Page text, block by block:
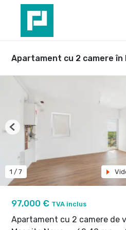
Apartament cu 2 camere în
97,000 € TVA inclus
Apartament cu 2 camere de
1 / 7
Previous